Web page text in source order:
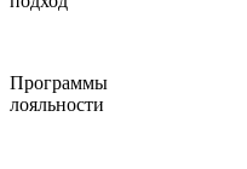
Программы
лояльности